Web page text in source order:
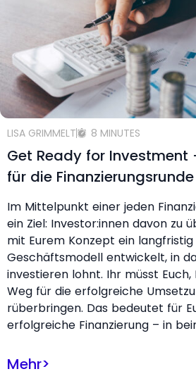
LISA GRIMMELT 8 MINUTES
Get Ready for Investment
für die Finanzierungsrunde
Im Mittelpunkt einer jeden
ein Ziel: Investor:innen davon zu
mit Eurem Konzept ein
Geschäftsmodell entwickelt, in
investieren lohnt. Ihr müsst Euch,
Weg für die erfolgreiche
rüberbringen. Das bedeutet für
erfolgreiche Finanzierung – in
Mehr>